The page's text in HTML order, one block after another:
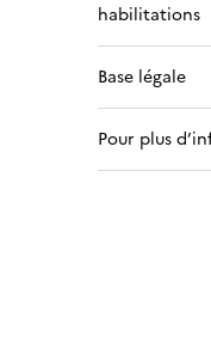
habilitations
Base légale
Pour plus